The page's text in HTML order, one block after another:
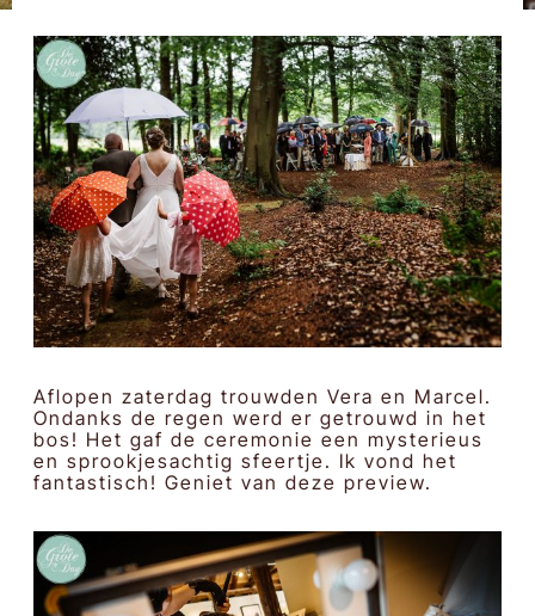
Aflopen zaterdag trouwden Vera en Marcel.
Ondanks de regen werd er getrouwd in het
bos! Het gaf de ceremonie een mysterieus
en sprookjesachtig sfeertje. Ik vond het
fantastisch! Geniet van deze preview.